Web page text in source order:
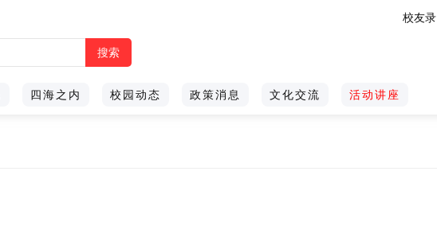
校友录
四海之内 校园动态 政策消息 文化交流 活动讲座